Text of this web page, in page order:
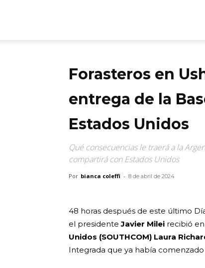
Forasteros en
entrega de la
Estados Unidos
Qué consecuencias le traerá a la
compartirá con Estados Unidos
Por bianca coleffi - 8 de abril de 2024
48 horas después de este último
el presidente Javier Milei recibió
Unidos (SOUTHCOM) Laura
Integrada que ya había